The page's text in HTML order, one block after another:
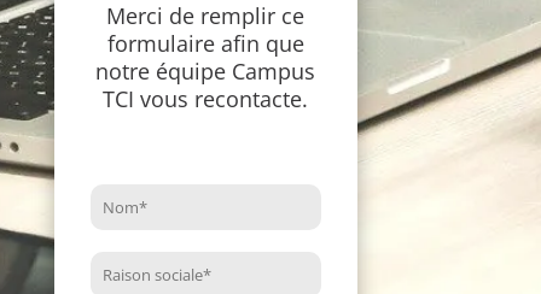
Merci de remplir ce
formulaire afin que
notre équipe Campus
TCI vous recontacte.